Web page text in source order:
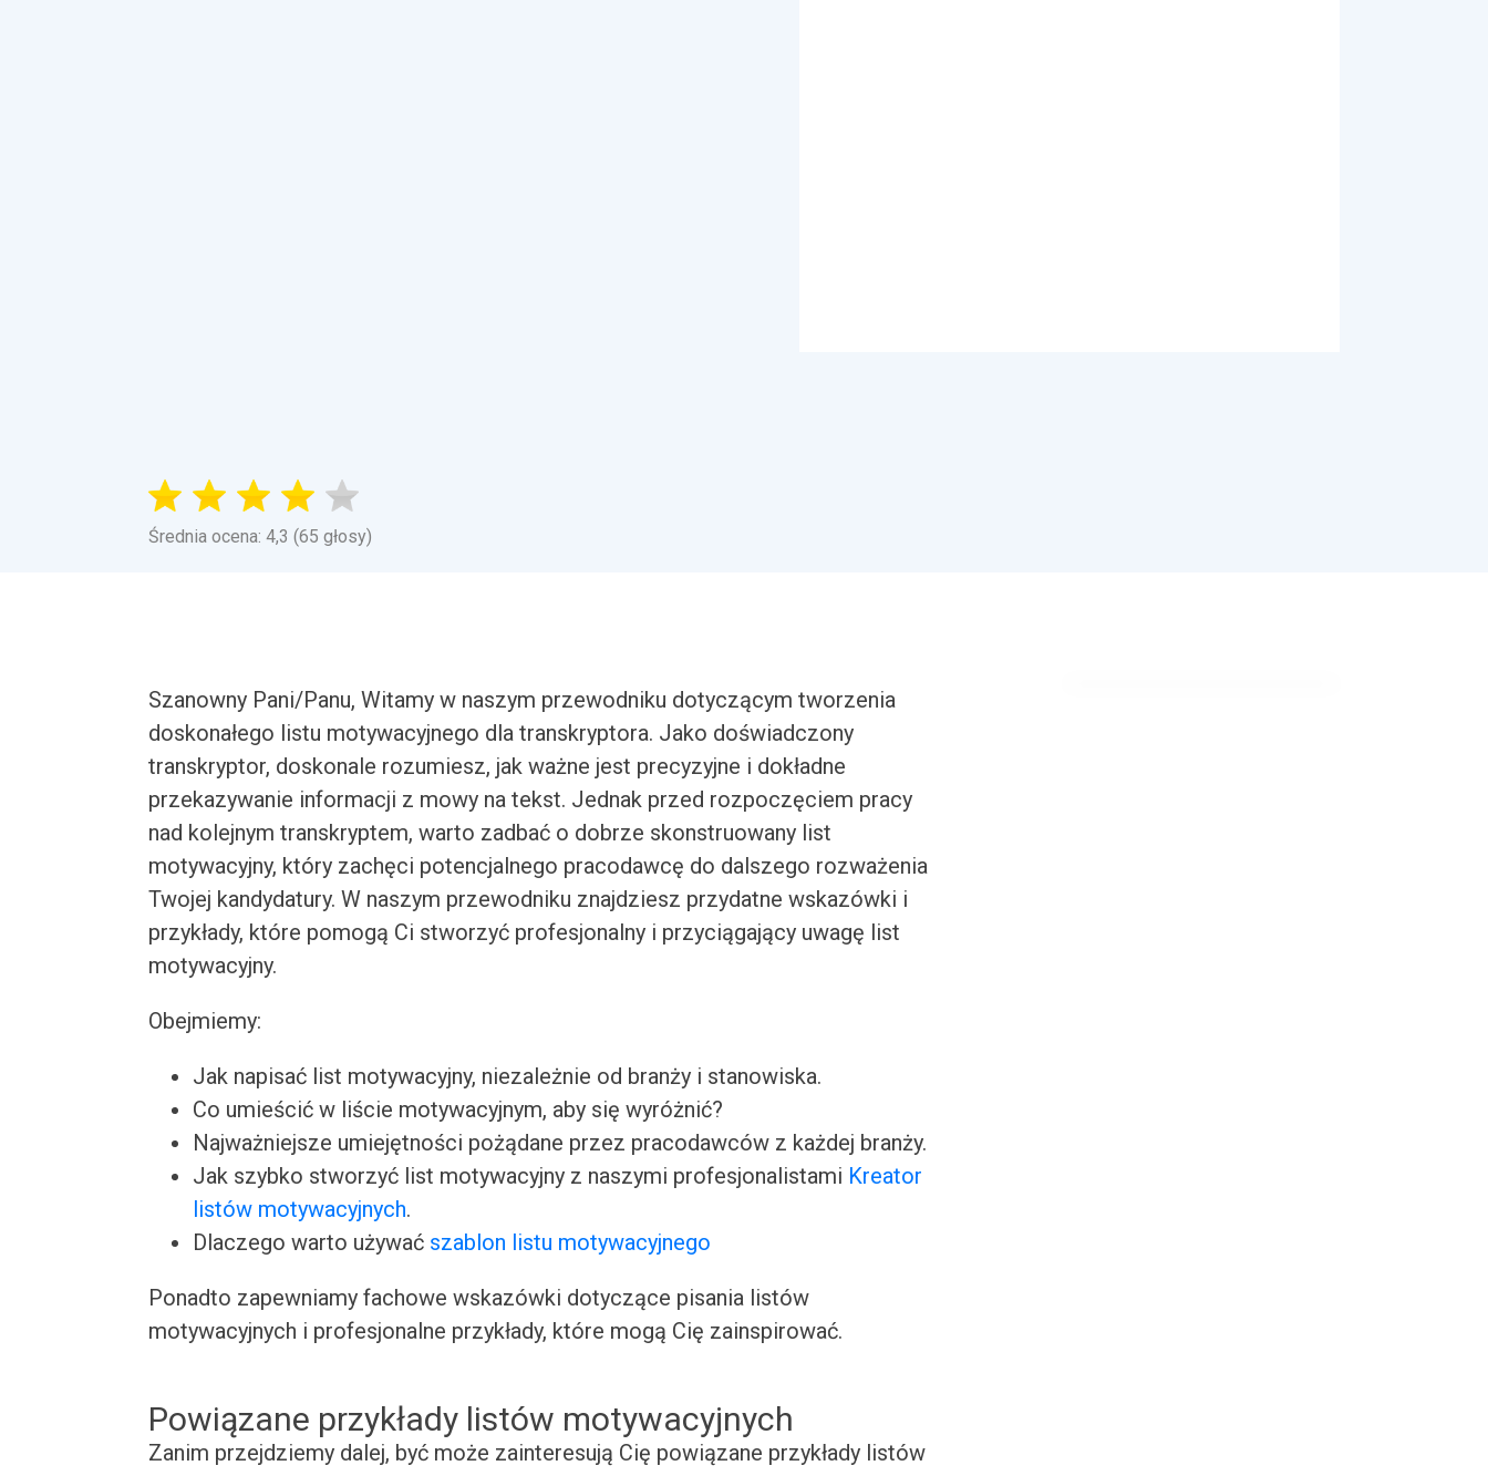
Średnia ocena: 4,3 (65 głosy)
Szanowny Pani/Panu, Witamy w naszym przewodniku dotyczącym tworzenia
doskonałego listu motywacyjnego dla transkryptora. Jako doświadczony
transkryptor, doskonale rozumiesz, jak ważne jest precyzyjne i dokładne
przekazywanie informacji z mowy na tekst. Jednak przed rozpoczęciem pracy
nad kolejnym transkryptem, warto zadbać o dobrze skonstruowany list
motywacyjny, który zachęci potencjalnego pracodawcę do dalszego rozważenia
Twojej kandydatury. W naszym przewodniku znajdziesz przydatne wskazówki i
przykłady, które pomogą Ci stworzyć profesjonalny i przyciągający uwagę list
motywacyjny.
Obejmiemy:
Jak napisać list motywacyjny, niezależnie od branży i stanowiska.
Co umieścić w liście motywacyjnym, aby się wyróżnić?
Najważniejsze umiejętności pożądane przez pracodawców z każdej branży.
Jak szybko stworzyć list motywacyjny z naszymi profesjonalistami Kreator
listów motywacyjnych.
Dlaczego warto używać szablon listu motywacyjnego
Ponadto zapewniamy fachowe wskazówki dotyczące pisania listów
motywacyjnych i profesjonalne przykłady, które mogą Cię zainspirować.
Powiązane przykłady listów motywacyjnych
Zanim przejdziemy dalej, być może zainteresują Cię powiązane przykłady listów